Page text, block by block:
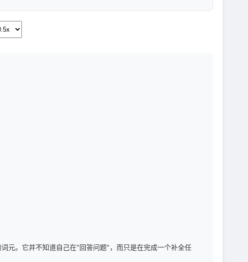
元。它并不知道自己在"回答问题"，而只是在完成一个补全任